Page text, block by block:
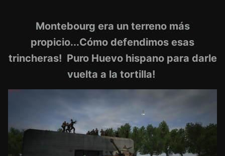
Montebourg era un terreno más
propicio...Cómo defendimos esas
trincheras! Puro Huevo hispano para darle
vuelta a la tortilla!